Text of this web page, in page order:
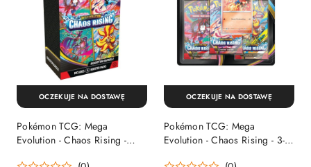
Pokémon TCG: Mega
Evolution - Chaos Rising -
OCZEKUJE NA DOSTAWĘ
Pokémon TCG: Mega
Evolution - Chaos Rising - 3-
OCZEKUJE NA DOSTAWĘ